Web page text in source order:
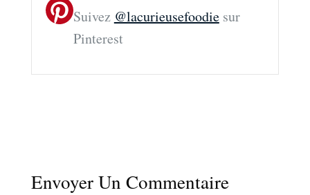
Suivez @lacurieusefoodiesur
Pinterest
Envoyer Un Commentaire